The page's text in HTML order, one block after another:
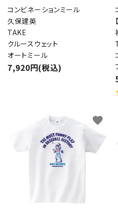
コンビネーションミール
久保建英
TAKE
クルースウェット
オートミール
7,920円(税込)
favorite